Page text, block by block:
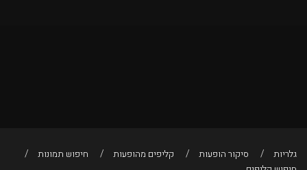
גלריות סיקור הופעות קליפים מהופעות
חיפוש תמונות